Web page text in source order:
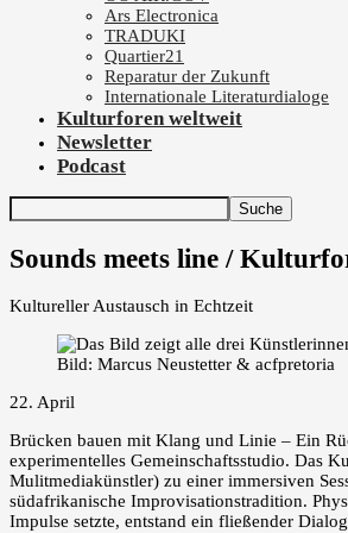
Ars Electronica
TRADUKI
Quartier21
Reparatur der Zukunft
Internationale Literaturdialoge
Kulturforen weltweit
Newsletter
Podcast
Sounds meets line /
Kultureller Austausch in Echtzeit
Bild: Marcus Neustetter & acfpretoria
22. April
Brücken bauen mit Klang und Linie – Ein
experimentelles Gemeinschaftsstudio. Das
Mulitmediakünstler) zu einer immersiven
südafrikanische Improvisationstradition.
Impulse setzte, entstand ein fließender